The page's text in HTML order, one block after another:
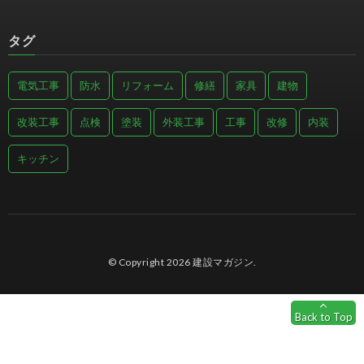
Back to Top
タグ
電気工事 防水 リフォーム 修繕 家具 建物
改装工事 点検 塗装 外装工事 工事 改修 内装
キッチン
© Copyright 2026 建設マガジン.